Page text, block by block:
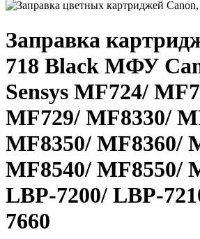
Заправка
718 Black МФУ
Sensys MF724/
MF729/ MF8330/
MF8350/ MF8360/
MF8540/ MF8550/
LBP-7200/ LBP-
7660